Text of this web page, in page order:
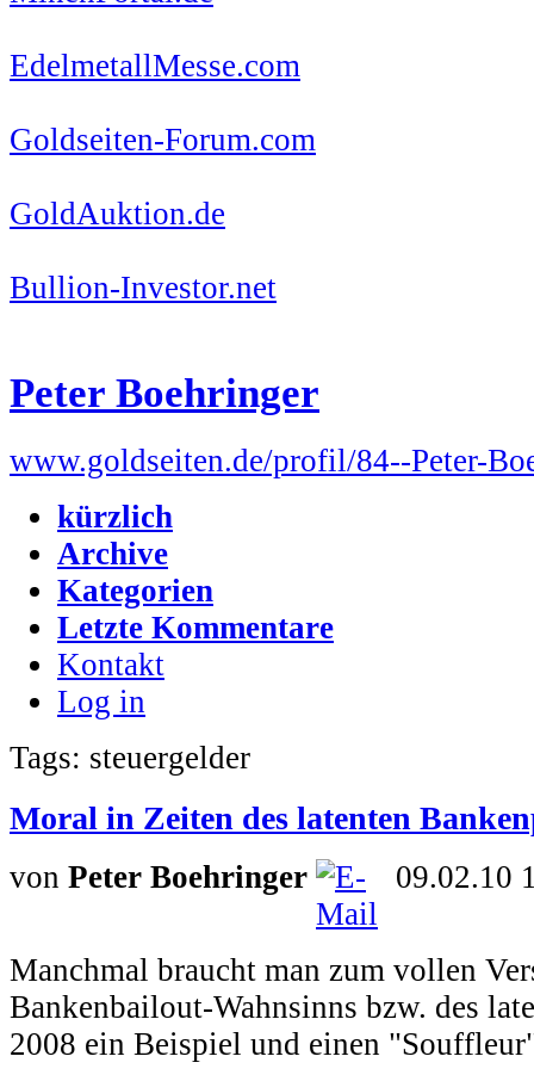
EdelmetallMesse.com
Goldseiten-Forum.com
GoldAuktion.de
Bullion-Investor.net
Peter Boehringer
www.goldseiten.de/profil/84--Peter-
kürzlich
Archive
Kategorien
Letzte Kommentare
Kontakt
Log in
Tags: steuergelder
Moral in Zeiten des latenten
von Peter Boehringer 09.02.10
Manchmal braucht man zum vollen
Bankenbailout-Wahnsinns bzw. des
2008 ein Beispiel und einen